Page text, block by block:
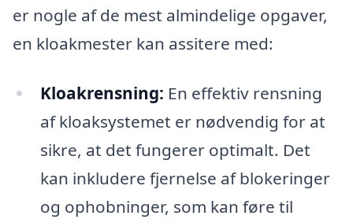
er nogle af de mest almindelige opgaver,
en kloakmester kan assitere med:
Kloakrensning: En effektiv rensning
af kloaksystemet er nødvendig for at
sikre, at det fungerer optimalt. Det
kan inkludere fjernelse af blokeringer
og ophobninger, som kan føre til